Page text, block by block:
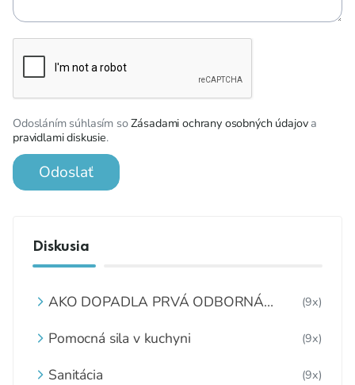
Odosláním súhlasím soZásadami ochrany osobných údajova
pravidlami diskusie.
Odoslať
Diskusia
AKO DOPADLA PRVÁ ODBORNÁ
(9x)
Pomocná sila v kuchyni (9x)
Sanitácia (9x)